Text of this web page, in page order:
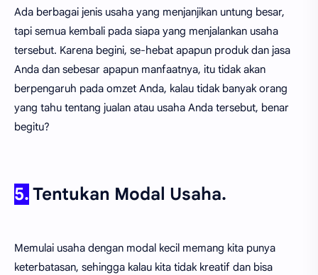
Ada berbagai jenis usaha yang menjanjikan untung besar,
tapi semua kembali pada siapa yang menjalankan usaha
tersebut. Karena begini, se-hebat apapun produk dan jasa
Anda dan sebesar apapun manfaatnya, itu tidak akan
berpengaruh pada omzet Anda, kalau tidak banyak orang
yang tahu tentang jualan atau usaha Anda tersebut, benar
begitu?
5. Tentukan Modal Usaha.
Memulai usaha dengan modal kecil memang kita punya
keterbatasan, sehingga kalau kita tidak kreatif dan bisa